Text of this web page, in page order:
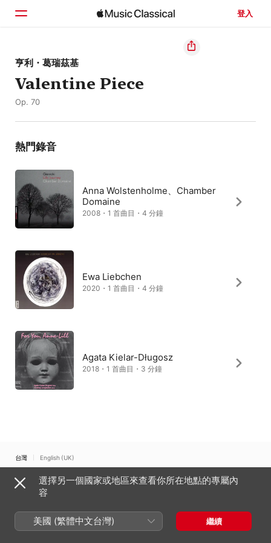
登入
首頁
瀏覽
亨利・葛瑞茲基
Valentine Piece
Op. 70
熱門錄音
Anna Wolstenholme、Chamber
Domaine
2008・1 首曲目・4 分鐘
Ewa Liebchen
2020・1 首曲目・4 分鐘
Agata Kielar-Długosz
2018・1 首曲目・3 分鐘
台灣 English (UK)
Copyright © 2026 Apple Inc. 保留一切權利。
網路服務條款
選擇另一個國家或地區來查看你所在地點的專屬內
容
美國 (繁體中文台灣) 繼續